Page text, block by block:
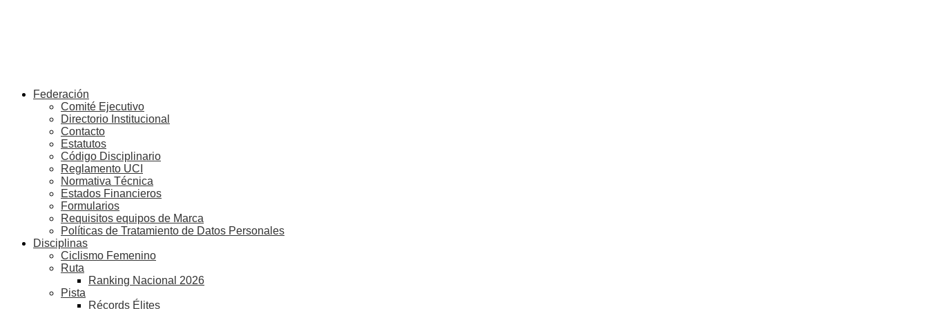
Federación
Comité Ejecutivo
Directorio Institucional
Contacto
Estatutos
Código Disciplinario
Reglamento UCI
Normativa Técnica
Estados Financieros
Formularios
Requisitos equipos de Marca
Políticas de Tratamiento de Datos Personales
Disciplinas
Ciclismo Femenino
Ruta
Ranking Nacional 2026
Pista
Récords Élites